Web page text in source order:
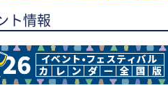
ト情報